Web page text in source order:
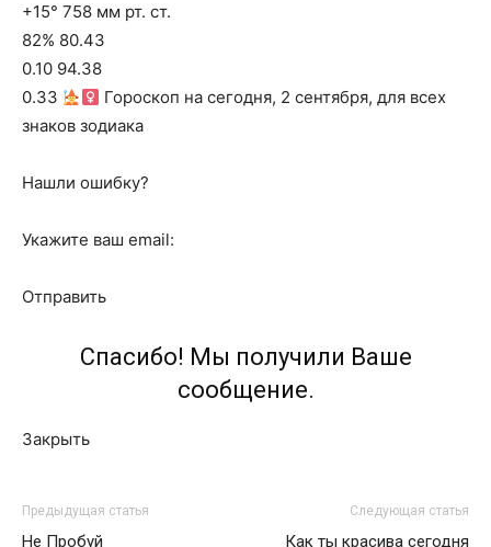
+15° 758 мм рт. ст.
82% 80.43
0.10 94.38
0.33
Гороскоп на сегодня, 2 сентября, для всех
знаков зодиака
Нашли ошибку?
Укажите ваш email:
Отправить
Спасибо! Мы получили Ваше
сообщение.
Закрыть
Предыдущая статья
Не Пробуй
Следующая статья
Как ты красива сегодня